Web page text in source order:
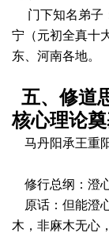
门下知名弟子
宁（元初全真十
东、河南各地。
五、修道
核心理论奠
马丹阳承王重
修行总纲：澄
原话：但能澄
木，非麻木无心